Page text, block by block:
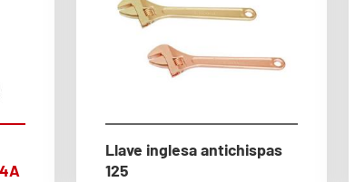
Llave inglesa antichispas
125